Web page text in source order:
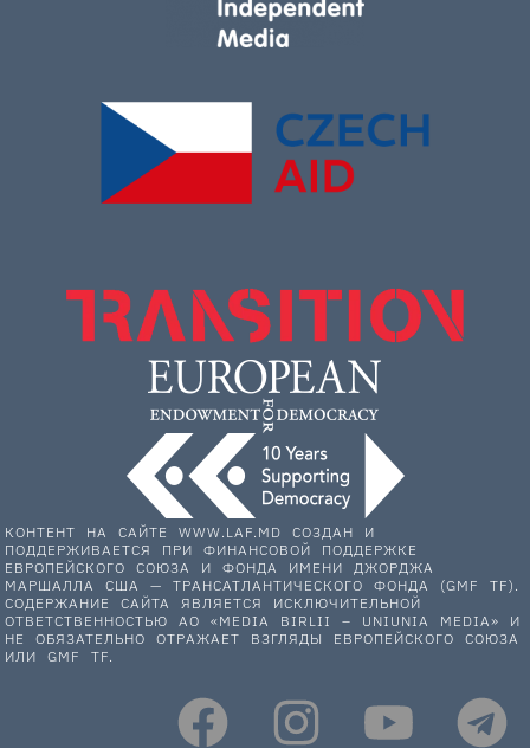
КОНТЕНТ НА САЙТЕ WWW.LAF.MD СОЗДАН И
ПОДДЕРЖИВАЕТСЯ ПРИ ФИНАНСОВОЙ ПОДДЕРЖКЕ
ЕВРОПЕЙСКОГО СОЮЗА И ФОНДА ИМЕНИ ДЖОРДЖА
МАРШАЛЛА США — ТРАНСАТЛАНТИЧЕСКОГО ФОНДА (GMF TF).
СОДЕРЖАНИЕ САЙТА ЯВЛЯЕТСЯ ИСКЛЮЧИТЕЛЬНОЙ
ОТВЕТСТВЕННОСТЬЮ АО «MEDIA BIRLII – UNIUNIA MEDIA» И
НЕ ОБЯЗАТЕЛЬНО ОТРАЖАЕТ ВЗГЛЯДЫ ЕВРОПЕЙСКОГО СОЮЗА
ИЛИ GMF TF.